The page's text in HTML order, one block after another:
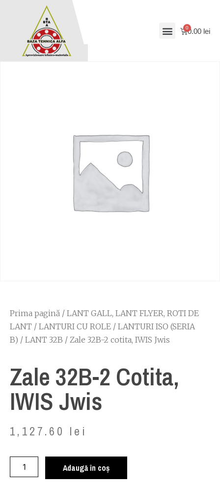
0.00 lei
Prima pagină / LANT GALL, LANT FLYER, ROTI DE
LANT / LANTURI CU ROLE / LANTURI ISO (SERIA
B) / LANT 32B / Zale 32B-2 cotita, IWIS Jwis
Zale 32B-2 Cotita,
IWIS Jwis
1,127.60 lei
Adaugă în coș